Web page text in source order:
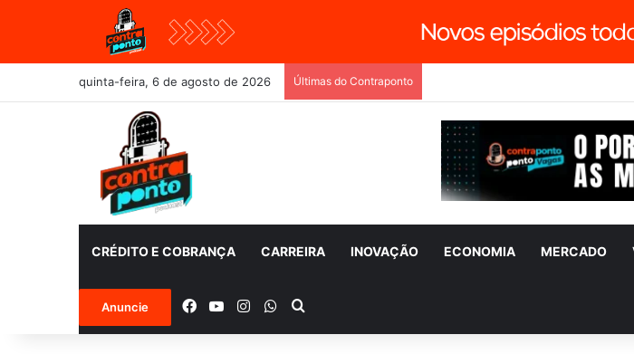
quinta-feira, 6 de agosto de 2026 Últimas do Contraponto
CRÉDITO E COBRANÇA CARREIRA INOVAÇÃO ECONOMIA MERCADO
Anuncie Facebook
YouTubeInstagramWhatsApp
Procurar por